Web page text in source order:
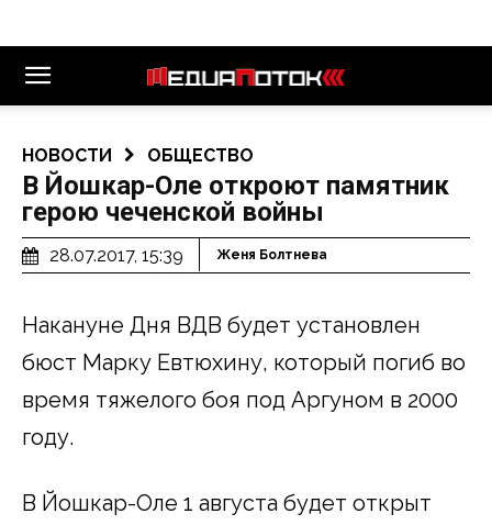
НОВОСТИ ОБЩЕСТВО
В Йошкар-Оле откроют памятник
герою чеченской войны
28.07.2017, 15:39 Женя Болтнева
Накануне Дня ВДВ будет установлен
бюст Марку Евтюхину, который погиб во
время тяжелого боя под Аргуном в 2000
году.
В Йошкар-Оле 1 августа будет открыт